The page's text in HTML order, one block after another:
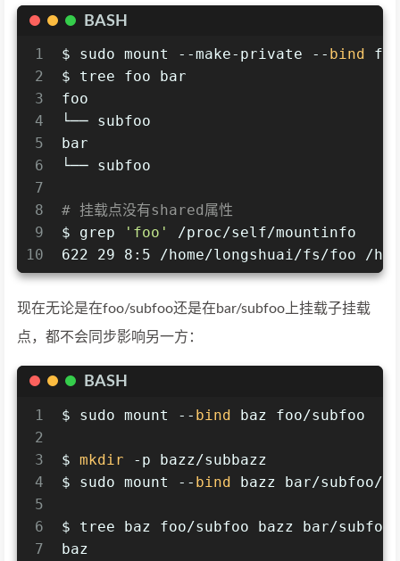
BASH
1
2
3
4
5
6
7
8
9
10
$ sudo mount --make-private -- bind
$ tree foo bar
foo
└── subfoo
bar
└── subfoo
# 挂载点没有shared属性
$ grep
'foo'
/proc/self/
622 29 8:5 /home/longshuai/fs/foo /
现在无论是在foo/subfoo还是在bar/subfoo上挂载子挂载
点，都不会同步影响另一方：
BASH
1
2
3
4
5
6
7
$ sudo mount -- bind baz foo/subfoo
$ mkdir -p bazz/subbazz
$ sudo mount -- bind bazz bar/subfoo/
$ tree baz foo/subfoo bazz bar/subfoo/
baz